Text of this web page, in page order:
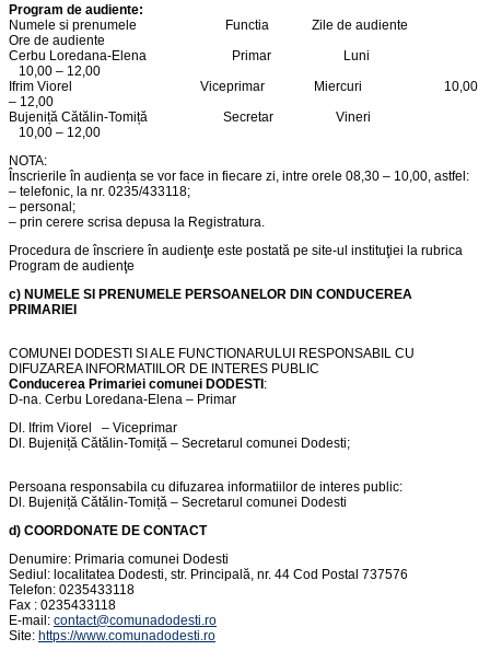
Program de audiente:
Numele si prenumele Functia Zile de audiente
Ore de audiente
Cerbu Loredana-Elena Primar Luni
10,00 – 12,00
Ifrim Viorel Viceprimar Miercuri 10,00
– 12,00
Bujeniță Cătălin-Tomiță Secretar Vineri
10,00 – 12,00
NOTA:
Înscrierile în audiența se vor face in fiecare zi, intre orele 08,30 – 10,00, astfel:
– telefonic, la nr. 0235/433118;
– personal;
– prin cerere scrisa depusa la Registratura.
Procedura de înscriere în audienţe este postată pe site-ul instituţiei la rubrica
Program de audienţe
c) NUMELE SI PRENUMELE PERSOANELOR DIN CONDUCEREA
PRIMARIEI
COMUNEI DODESTI SI ALE FUNCTIONARULUI RESPONSABIL CU
DIFUZAREA INFORMATIILOR DE INTERES PUBLIC
Conducerea Primariei comunei DODESTI:
D-na. Cerbu Loredana-Elena – Primar
Dl. Ifrim Viorel – Viceprimar
Dl. Bujeniță Cătălin-Tomiță – Secretarul comunei Dodesti;
Persoana responsabila cu difuzarea informatiilor de interes public:
Dl. Bujeniță Cătălin-Tomiță – Secretarul comunei Dodesti
d) COORDONATE DE CONTACT
Denumire: Primaria comunei Dodesti
Sediul: localitatea Dodesti, str. Principală, nr. 44 Cod Postal 737576
Telefon: 0235433118
Fax : 0235433118
E-mail: contact@comunadodesti.ro
Site: https://www.comunadodesti.ro